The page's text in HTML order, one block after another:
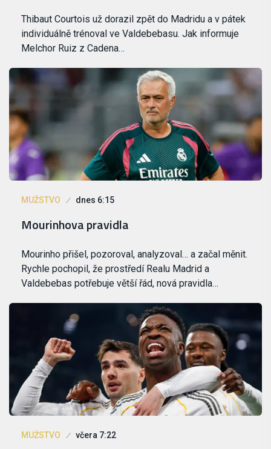
Thibaut Courtois už dorazil zpět do Madridu a v pátek
individuálně trénoval ve Valdebebasu. Jak informuje
Melchor Ruiz z Cadena…
MUŽSTVO dnes 6:15
Mourinhova pravidla
Mourinho přišel, pozoroval, analyzoval… a začal měnit.
Rychle pochopil, že prostředí Realu Madrid a
Valdebebas potřebuje větší řád, nová pravidla…
MUŽSTVO včera 7:22